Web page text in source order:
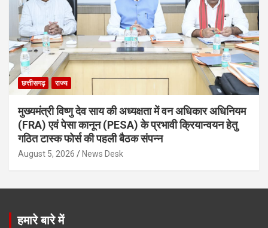
छत्तीसगढ़ राज्य
मुख्यमंत्री विष्णु देव साय की अध्यक्षता में वन अधिकार अधिनियम
(FRA) एवं पेसा कानून (PESA) के प्रभावी क्रियान्वयन हेतु
गठित टास्क फोर्स की पहली बैठक संपन्न
August 5, 2026 News Desk
हमारे बारे में